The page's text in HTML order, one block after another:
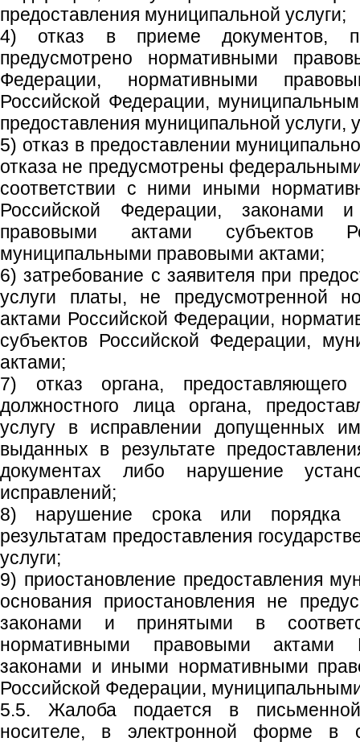
предоставления муниципальной услуги;
4) отказ в приеме документов,
предусмотрено нормативными
Федерации, нормативными
Российской Федерации,
предоставления муниципальной услуги,
5) отказ в предоставлении
отказа не предусмотрены
соответствии с ними иными
Российской Федерации, законами
правовыми актами субъектов
муниципальными правовыми актами;
6) затребование с заявителя при
услуги платы, не предусмотренной
актами Российской Федерации,
субъектов Российской Федерации,
актами;
7) отказ органа, предоставляющего
должностного лица органа,
услугу в исправлении допущенных
выданных в результате
документах либо нарушение
исправлений;
8) нарушение срока или порядка
результатам предоставления
услуги;
9) приостановление предоставления
основания приостановления не
законами и принятыми в
нормативными правовыми актами
законами и иными нормативными
Российской Федерации,
5.5. Жалоба подается в
носителе, в электронной форме в